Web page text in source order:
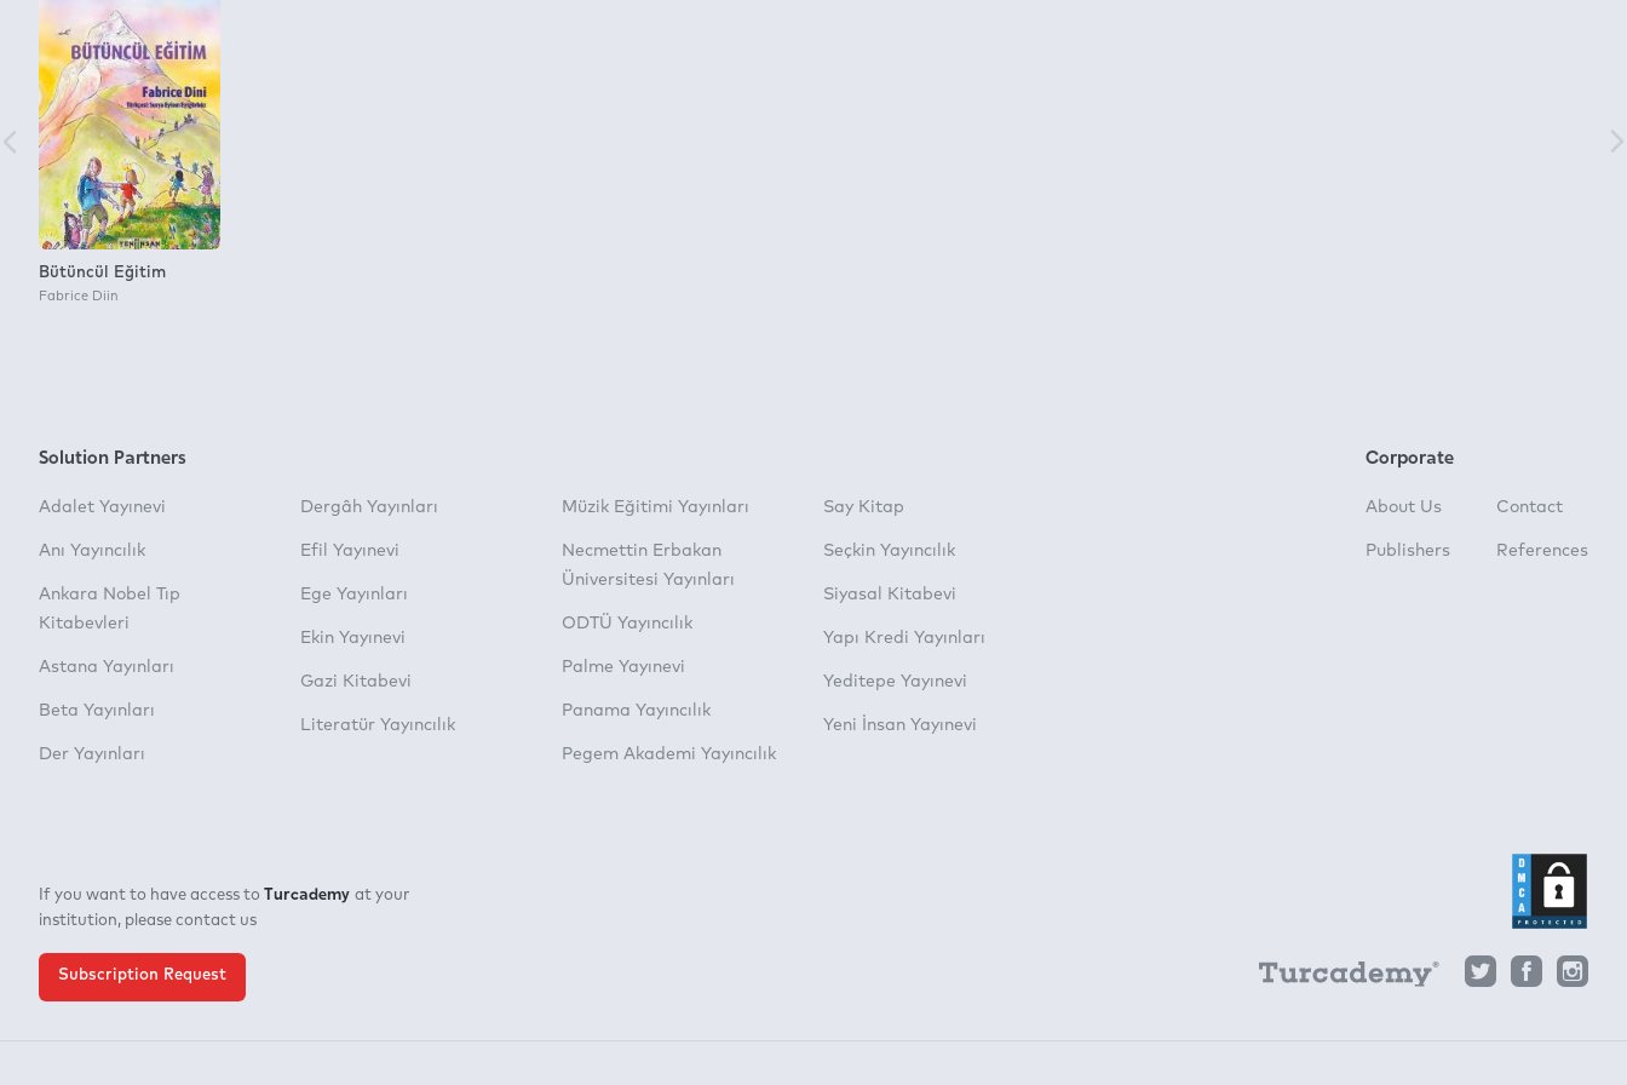
Bütüncül Eğitim
Fabrice Diin
Solution Partners
Adalet Yayınevi
Anı Yayıncılık
Ankara Nobel Tıp
Kitabevleri
Astana Yayınları
Beta Yayınları
Der Yayınları
Dergâh Yayınları
Efil Yayınevi
Ege Yayınları
Ekin Yayınevi
Gazi Kitabevi
Literatür Yayıncılık
Müzik Eğitimi Yayınları
Necmettin Erbakan
Üniversitesi Yayınları
ODTÜ Yayıncılık
Palme Yayınevi
Panama Yayıncılık
Pegem Akademi Yayıncılık
Say Kitap
Seçkin Yayıncılık
Siyasal Kitabevi
Yapı Kredi Yayınları
Yeditepe Yayınevi
Yeni İnsan Yayınevi
Corporate
About Us
Publishers
Contact
References
If you want to have access to Turcademy at your
institution, please contact us
Subscription Request